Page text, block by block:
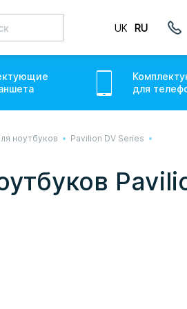
вам.
UK RU
а
для
ноутбуков Pavilion DV Series